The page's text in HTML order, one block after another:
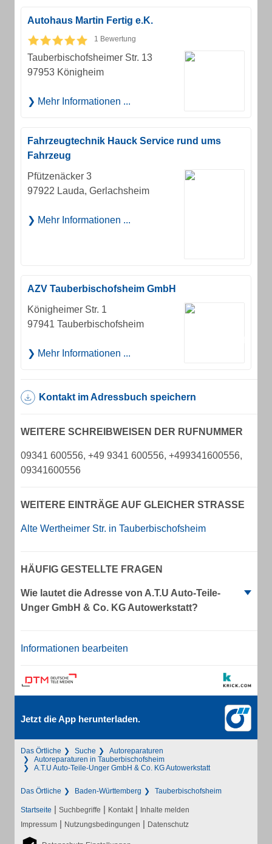
Autohaus Martin Fertig e.K.
1 Bewertung
Tauberbischofsheimer Str. 13
97953 Königheim
Mehr Informationen ...
Fahrzeugtechnik Hauck Service rund ums
Fahrzeug
Pfützenäcker 3
97922 Lauda, Gerlachsheim
Mehr Informationen ...
AZV Tauberbischofsheim GmbH
Königheimer Str. 1
97941 Tauberbischofsheim
Mehr Informationen ...
Kontakt im Adressbuch speichern
WEITERE SCHREIBWEISEN DER RUFNUMMER
09341 600556, +49 9341 600556, +499341600556,
09341600556
WEITERE EINTRÄGE AUF GLEICHER STRASSE
Alte Wertheimer Str. in Tauberbischofsheim
HÄUFIG GESTELLTE FRAGEN
Wie lautet die Adresse von A.T.U Auto-Teile-
Unger GmbH & Co. KG Autowerkstatt?
Informationen bearbeiten
Jetzt die App herunterladen.
Das Örtliche Suche
Autoreparaturen
Autoreparaturen in Tauberbischofsheim
A.T.U Auto-Teile-Unger GmbH & Co. KG Autowerkstatt
Das Örtliche Baden-Württemberg Tauberbischofsheim
Startseite | Suchbegriffe | Kontakt | Inhalte melden
Impressum | Nutzungsbedingungen | Datenschutz